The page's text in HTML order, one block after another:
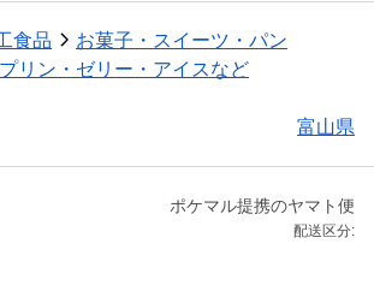
食品
お菓子・スイーツ・パン
プリン・ゼリー・アイスなど
富山県
ポケマル提携のヤマト便
配送区分: